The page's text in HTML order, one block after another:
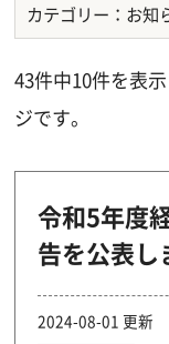
カテゴリー：お知
43件中10件を表
ジです。
令和5年度
告を公表し
2024-08-01 更新